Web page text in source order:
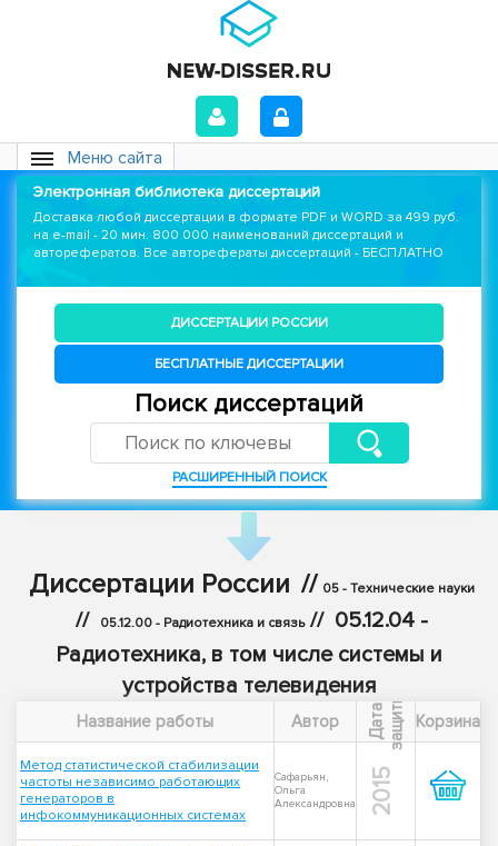
Меню сайта
Электронная библиотека диссертаций
Доставка любой диссертации в формате PDF и WORD за 499 руб.
на e-mail - 20 мин. 800 000 наименований диссертаций и
авторефератов. Все авторефераты диссертаций - БЕСПЛАТНО
ДИССЕРТАЦИИ РОССИИ
БЕСПЛАТНЫЕ ДИССЕРТАЦИИ
Поиск диссертаций
РАСШИРЕННЫЙ ПОИСК
Диссертации России // 05 - Технические науки
// 05.12.00 - Радиотехника и связь // 05.12.04 -
Радиотехника, в том числе системы и
устройства телевидения
Название работы Автор Д
а
т
а
з
а
щ
и
т ы Корзина
Метод статистической стабилизации
частоты независимо работающих
генераторов в
инфокоммуникационных системах
Сафарьян,
Ольга
Александровна
2015